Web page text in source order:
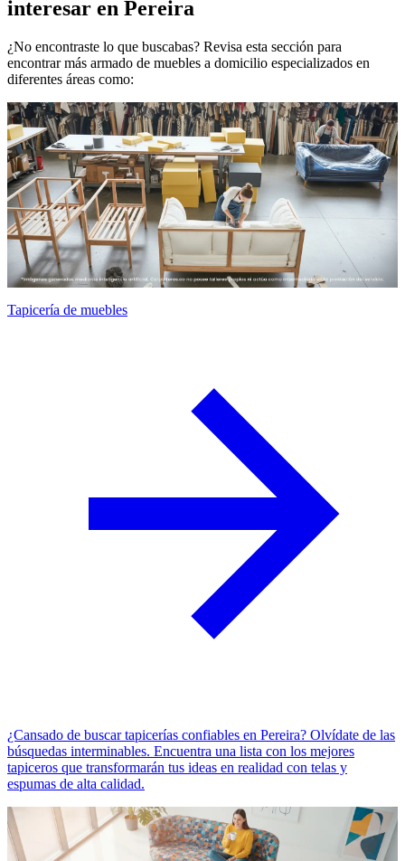
interesar en Pereira
¿No encontraste lo que buscabas? Revisa esta sección para
encontrar más armado de muebles a domicilio especializados en
diferentes áreas como:
Tapicería de muebles
¿Cansado de buscar tapicerías confiables en Pereira? Olvídate de las
búsquedas interminables. Encuentra una lista con los mejores
tapiceros que transformarán tus ideas en realidad con telas y
espumas de alta calidad.